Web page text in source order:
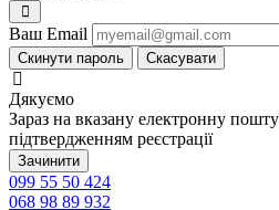
Ваш Email
Скинути пароль Скасувати
Дякуємо
Зараз на вказану електронну
підтвердженням реєстрації
Зачинити
099 55 50 424
068 98 89 932